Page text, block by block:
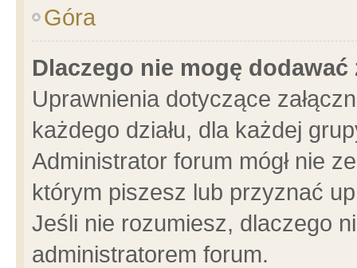
Góra
Dlaczego nie mogę dodawać
Uprawnienia dotyczące
każdego działu, dla każdej
Administrator forum mógł nie
którym piszesz lub przyznać
Jeśli nie rozumiesz, dlaczego
administratorem forum.